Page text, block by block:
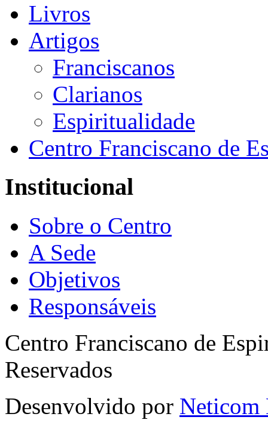
Livros
Artigos
Franciscanos
Clarianos
Espiritualidade
Centro Franciscano de
Institucional
Sobre o Centro
A Sede
Objetivos
Responsáveis
Centro Franciscano de
Reservados
Desenvolvido por Neticom